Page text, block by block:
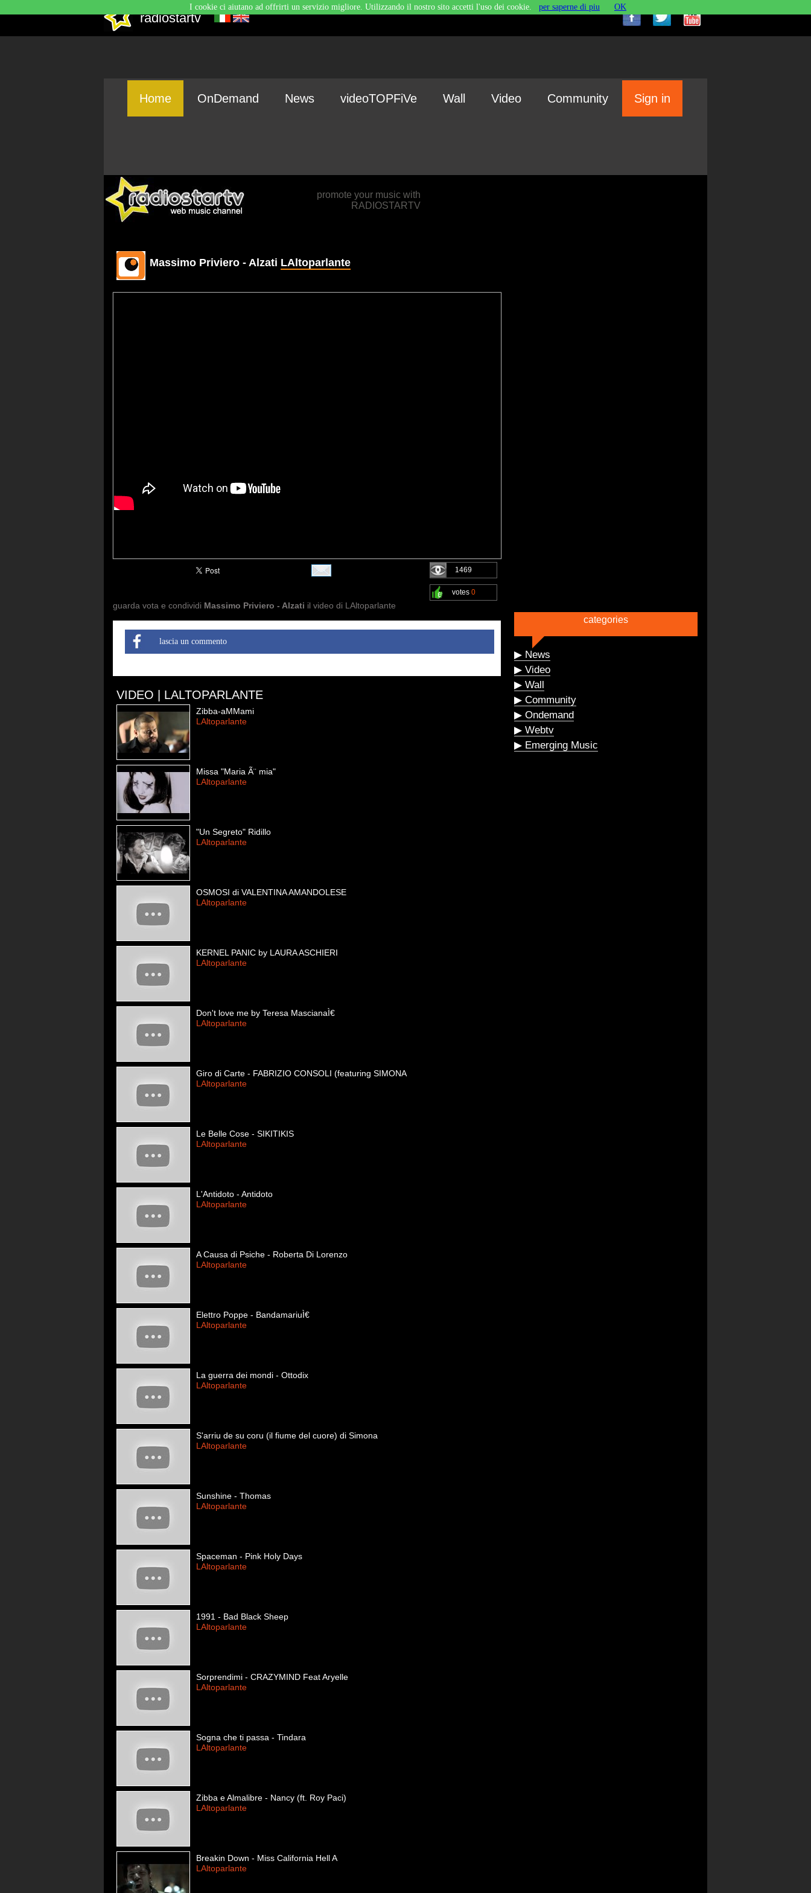
radiostartv
Home OnDemand News videoTOPFiVe Wall Video Community Sign in
promote your music with
RADIOSTARTV
Massimo Priviero - Alzati LAltoparlante
1469
votes 0
guarda vota e condividi Massimo Priviero - Alzati il video di LAltoparlante
lascia un commento
VIDEO | LALTOPARLANTE
Zibba-aMMami
LAltoparlante
Missa "Maria Ã¨ mia"
LAltoparlante
"Un Segreto" Ridillo
LAltoparlante
OSMOSI di VALENTINA AMANDOLESE
LAltoparlante
KERNEL PANIC by LAURA ASCHIERI
LAltoparlante
Don't love me by Teresa MascianaÌ€
LAltoparlante
Giro di Carte - FABRIZIO CONSOLI (featuring SIMONA
LAltoparlante
Le Belle Cose - SIKITIKIS
LAltoparlante
L'Antidoto - Antidoto
LAltoparlante
A Causa di Psiche - Roberta Di Lorenzo
LAltoparlante
Elettro Poppe - BandamariuÌ€
LAltoparlante
La guerra dei mondi - Ottodix
LAltoparlante
S'arriu de su coru (il fiume del cuore) di Simona
LAltoparlante
Sunshine - Thomas
LAltoparlante
Spaceman - Pink Holy Days
LAltoparlante
1991 - Bad Black Sheep
LAltoparlante
Sorprendimi - CRAZYMIND Feat Aryelle
LAltoparlante
Sogna che ti passa - Tindara
LAltoparlante
Zibba e Almalibre - Nancy (ft. Roy Paci)
LAltoparlante
Breakin Down - Miss California Hell A
LAltoparlante
categories
▶ News
▶ Video
▶ Wall
▶ Community
▶ Ondemand
▶ Webtv
▶ Emerging Music
I cookie ci aiutano ad offrirti un servizio migliore. Utilizzando il nostro sito accetti l'uso dei cookie. per saperne di piu OK